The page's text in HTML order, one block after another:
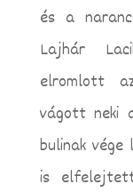
és a
Lajhár
elromlott
vágott neki
bulinak
is